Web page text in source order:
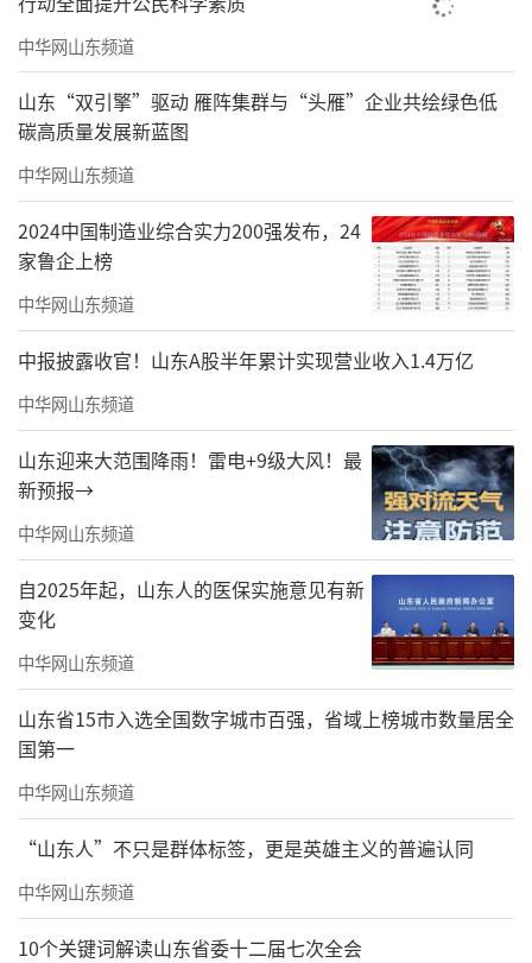
中华网山东频道
山东“双引擎”驱动 雁阵集群与“头雁”企业共绘绿色低
碳高质量发展新蓝图
中华网山东频道
2024中国制造业综合实力200强发布，24
家鲁企上榜
中华网山东频道
中报披露收官！山东A股半年累计实现营业收入1.4万亿
中华网山东频道
山东迎来大范围降雨！雷电+9级大风！最
新预报→
中华网山东频道
自2025年起，山东人的医保实施意见有新
变化
中华网山东频道
山东省15市入选全国数字城市百强，省域上榜城市数量居全
国第一
中华网山东频道
“山东人”不只是群体标签，更是英雄主义的普遍认同
中华网山东频道
10个关键词解读山东省委十二届七次全会